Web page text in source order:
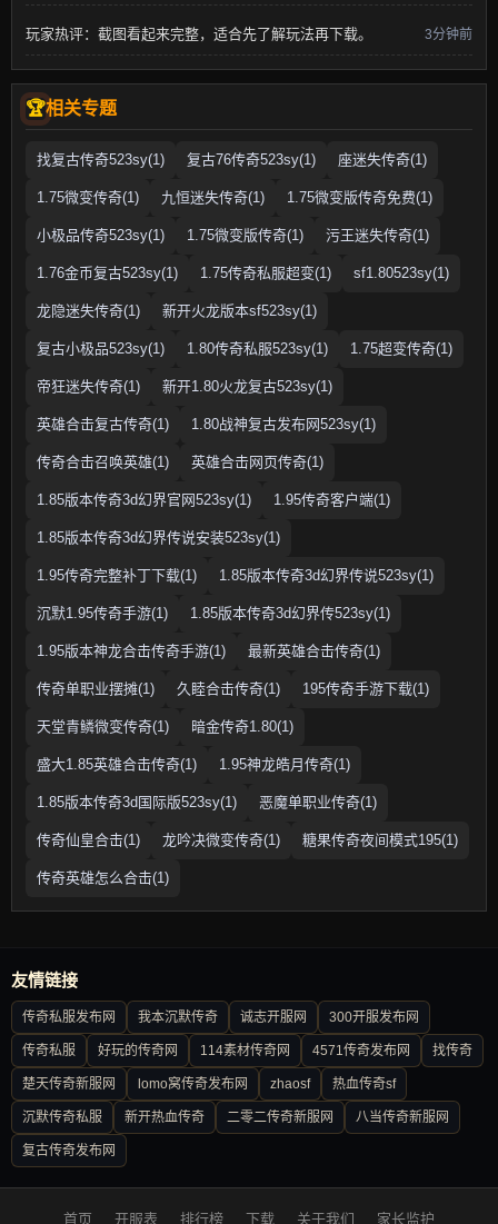
玩家热评：截图看起来完整，适合先了解玩法再下载。 3分钟前
相关专题
找复古传奇523sy(1) 复古76传奇523sy(1) 座迷失传奇(1)
1.75微变传奇(1) 九恒迷失传奇(1) 1.75微变版传奇免费(1)
小极品传奇523sy(1) 1.75微变版传奇(1) 污王迷失传奇(1)
1.76金币复古523sy(1) 1.75传奇私服超变(1) sf1.80523sy(1)
龙隐迷失传奇(1) 新开火龙版本sf523sy(1)
复古小极品523sy(1) 1.80传奇私服523sy(1) 1.75超变传奇(1)
帝狂迷失传奇(1) 新开1.80火龙复古523sy(1)
英雄合击复古传奇(1) 1.80战神复古发布网523sy(1)
传奇合击召唤英雄(1) 英雄合击网页传奇(1)
1.85版本传奇3d幻界官网523sy(1) 1.95传奇客户端(1)
1.85版本传奇3d幻界传说安装523sy(1)
1.95传奇完整补丁下载(1) 1.85版本传奇3d幻界传说523sy(1)
沉默1.95传奇手游(1) 1.85版本传奇3d幻界传523sy(1)
1.95版本神龙合击传奇手游(1) 最新英雄合击传奇(1)
传奇单职业摆摊(1) 久睦合击传奇(1) 195传奇手游下载(1)
天堂青鳞微变传奇(1) 暗金传奇1.80(1)
盛大1.85英雄合击传奇(1) 1.95神龙皓月传奇(1)
1.85版本传奇3d国际版523sy(1) 恶魔单职业传奇(1)
传奇仙皇合击(1) 龙吟决微变传奇(1) 糖果传奇夜间模式195(1)
传奇英雄怎么合击(1)
友情链接
传奇私服发布网 我本沉默传奇 诚志开服网 300开服发布网
传奇私服 好玩的传奇网 114素材传奇网 4571传奇发布网 找传奇
楚天传奇新服网 lomo窝传奇发布网 zhaosf 热血传奇sf
沉默传奇私服 新开热血传奇 二零二传奇新服网 八当传奇新服网
复古传奇发布网
首页 开服表 排行榜 下载 关于我们 家长监护